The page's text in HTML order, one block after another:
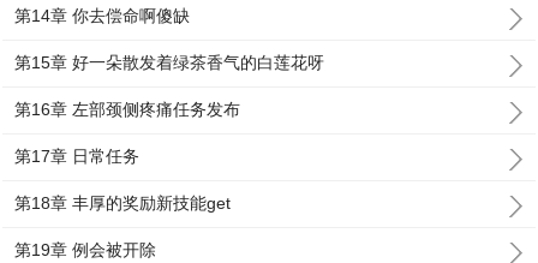
第14章 你去偿命啊傻缺
第15章 好一朵散发着绿茶香气的白莲花呀
第16章 左部颈侧疼痛任务发布
第17章 日常任务
第18章 丰厚的奖励新技能get
第19章 例会被开除